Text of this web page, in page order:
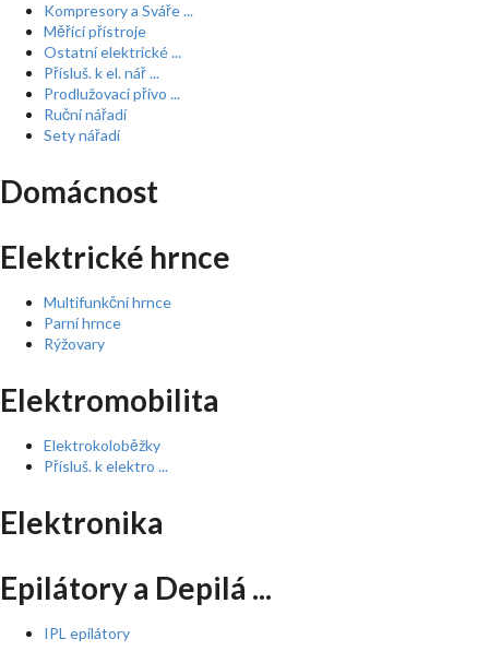
Kompresory a Sváře ...
Měřící přístroje
Ostatní elektrické ...
Přísluš. k el. nář ...
Prodlužovací přívo ...
Ruční nářadí
Sety nářadí
Domácnost
Elektrické hrnce
Multifunkční hrnce
Parní hrnce
Rýžovary
Elektromobilita
Elektrokoloběžky
Přísluš. k elektro ...
Elektronika
Epilátory a Depilá ...
IPL epilátory